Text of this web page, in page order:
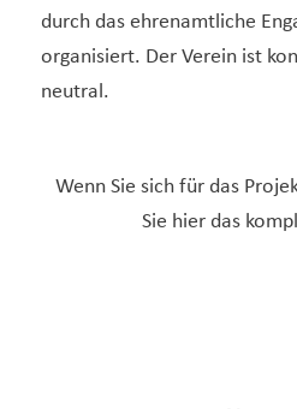
durch das ehrenamtliche
organisiert. Der Verein ist
neutral.
Wenn Sie sich für das
Sie hier das